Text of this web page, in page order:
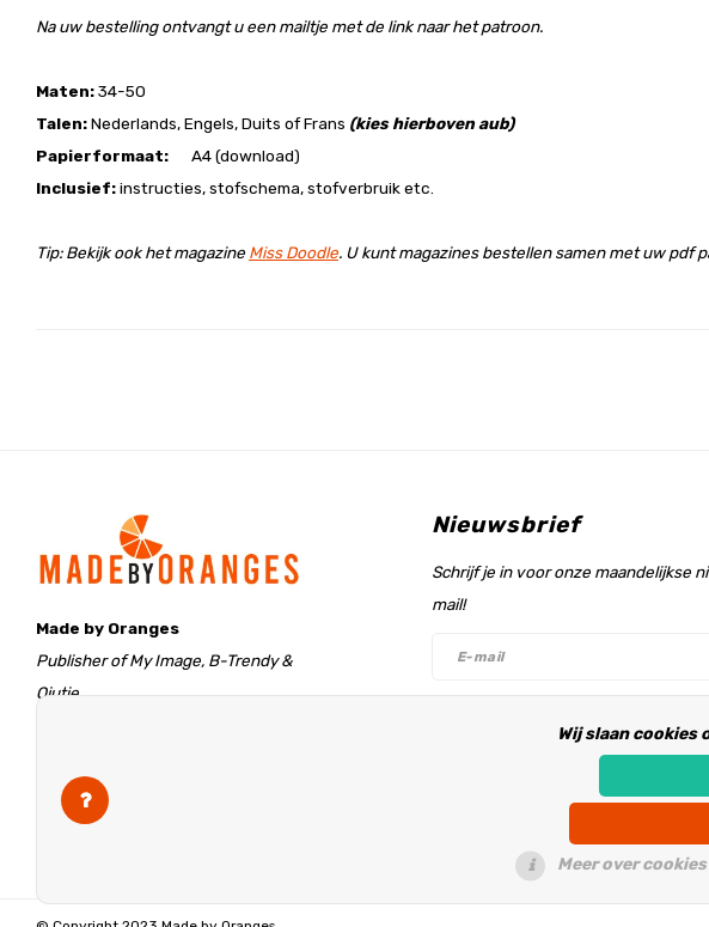
Na uw bestelling ontvangt u een mailtje met de link naar het patroon.
Maten:34-50
Talen:Nederlands, Engels, Duits of Frans (kies hierboven aub)
Papierformaat: A4 (download)
Inclusief:instructies, stofschema, stofverbruik etc.
Tip: Bekijk ook het magazine Miss Doodle. U kunt magazines bestellen samen met uw pdf
Made by Oranges
Publisher of My Image, B-Trendy &
Qjutie
The Netherlands
info@madebyoranges.com
Nieuwsbrief
Schrijf je in voor onze maandelijkse
mail!
Wij slaan cookies
Meer over